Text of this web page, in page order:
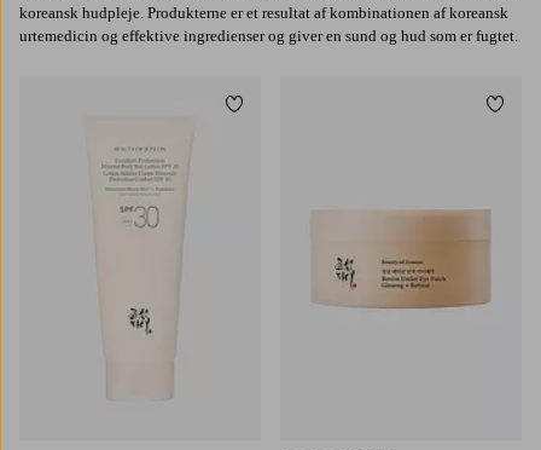
koreansk hudpleje. Produkterne er et resultat af kombinationen af koreansk
urtemedicin og effektive ingredienser og giver en sund og hud som er fugtet.
Tilføj til favoritter